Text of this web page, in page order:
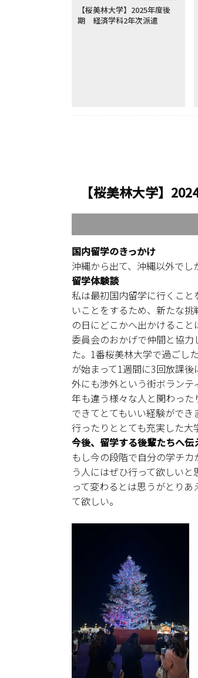
【桜美林大学】2025年度後
期 経済学科2年次派遣
【桜美林大学】
国内留学のきっかけ
沖縄から出て、沖縄以外でし
留学体験談
私は最初国内留学に行くこ
いことをするため、新たな
の日にどこかへ出かけるこ
委員会のおかげで仲間と協
た。1番桜美林大学で過ごし
が始まって1週間に3回放課
外にも渉外という街ボラン
年も違う様々な人と関わっ
できてとてもいい経験がで
行ったりととても充実した大
今後、留学する後輩たちへ伝
もし今の段階で自分の学チ
う人にはぜひ行って欲しい
って変わるとは思うがとり
て欲しい。